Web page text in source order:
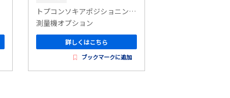
トプコンソキアポジショニングジャパン
測量機オプション
詳しくはこちら
ブックマークに追加